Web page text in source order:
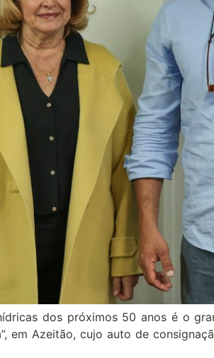
dos próximos 50 anos é o
em Azeitão, cujo auto de